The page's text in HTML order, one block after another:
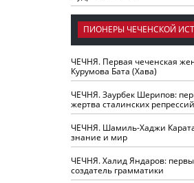
ПИОНЕРЫ ЧЕЧЕНСКОЙ
ЧЕЧНЯ. Первая чеченская
Курумова Бата (Хава)
ЧЕЧНЯ. Заурбек Шерипов:
жертва сталинских репрессий
ЧЕЧНЯ. Шамиль-Хаджи
знание и мир
ЧЕЧНЯ. Халид Яндаров:
создатель грамматики